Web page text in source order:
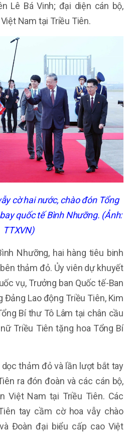
Lê Bá Vinh; đại diện cán bộ,
Nam tại Triều Tiên.
cờ hai nước, chào đón Tổng
quốc tế Bình Nhưỡng. (Ảnh:
TTXVN)
Nhưỡng, hai hàng tiêu binh
thảm đỏ. Ủy viên dự khuyết
vụ, Trưởng ban Quốc tế-Ban
Đảng Lao động Triều Tiên, Kim
Bí thư Tô Lâm tại chân cầu
Triều Tiên tặng hoa Tổng Bí
thảm đỏ và lần lượt bắt tay
ra đón đoàn và các cán bộ,
Việt Nam tại Triều Tiên. Các
tay cầm cờ hoa vẫy chào
Đoàn đại biểu cấp cao Việt